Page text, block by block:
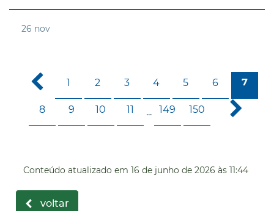
26 nov
1 2 3 4 5 6 7
8 9 10 11 ... 149 150
Conteúdo atualizado em 16 de junho de 2026 às 11:44
voltar